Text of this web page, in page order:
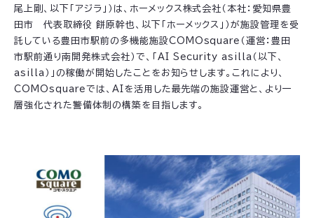
尾上剛、以下「アジラ」）は、ホーメックス株式会社（本社：愛知県豊
田市 代表取締役 餅原幹也、以下「ホーメックス」）が施設管理を受
託している豊田市駅前の多機能施設COMOsquare（運営：豊田
市駅前通り南開発株式会社）で、「AI Security asilla（以下、
asilla）」の稼働が開始したことをお知らせします。これにより、
COMOsquareでは、AIを活用した最先端の施設運営と、より一
層強化された警備体制の構築を目指します。